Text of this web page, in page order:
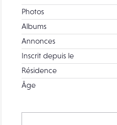
Photos
Albums
Annonces
Inscrit depuis le
Résidence
Âge